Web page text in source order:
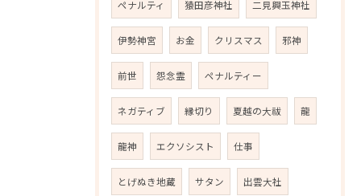
ペナルティ 猿田彦神社 二見興玉神社
伊勢神宮 お金 クリスマス 邪神
前世 怨念霊 ペナルティー
ネガティブ 縁切り 夏越の大祓 龍
龍神 エクソシスト 仕事
とげぬき地蔵 サタン 出雲大社